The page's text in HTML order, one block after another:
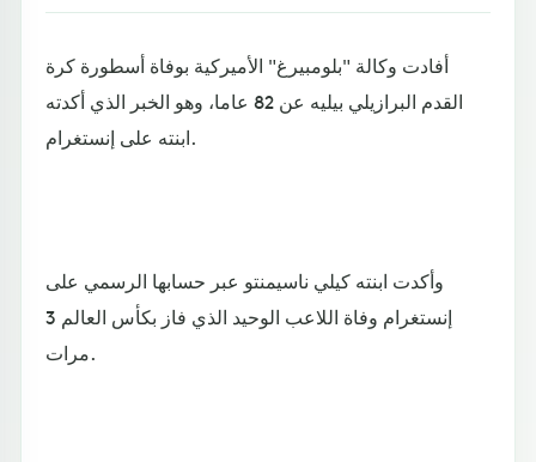
أفادت وكالة "بلومبيرغ" الأميركية بوفاة أسطورة كرة
القدم البرازيلي بيليه عن 82 عاما، وهو الخبر الذي أكدته
ابنته على إنستغرام.
وأكدت ابنته كيلي ناسيمنتو عبر حسابها الرسمي على
إنستغرام وفاة اللاعب الوحيد الذي فاز بكأس العالم 3
مرات.